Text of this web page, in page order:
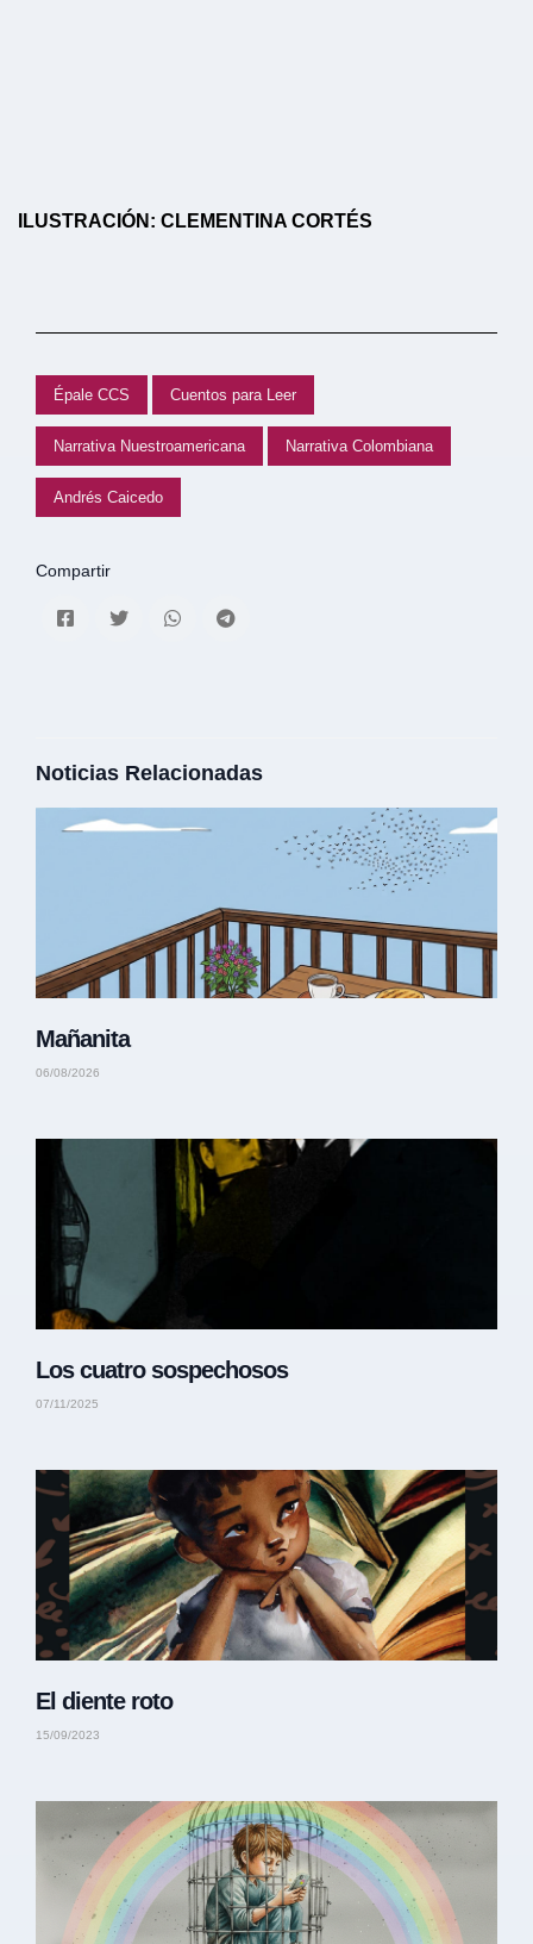
ILUSTRACIÓN: CLEMENTINA CORTÉS
Épale CCS Cuentos para Leer
Narrativa Nuestroamericana Narrativa Colombiana
Andrés Caicedo
Compartir
Noticias Relacionadas
Mañanita
06/08/2026
Los cuatro sospechosos
07/11/2025
El diente roto
15/09/2023